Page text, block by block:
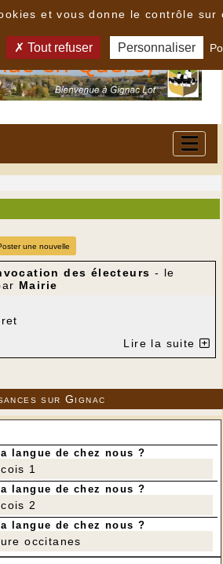
une nouvelle
des électeurs - le
Mairie
Lire la suite
sur Gignac
langue de chez nous ?
1
langue de chez nous ?
2
langue de chez nous ?
occitanes
et vous donne le contrôle sur
Tout refuser Personnaliser